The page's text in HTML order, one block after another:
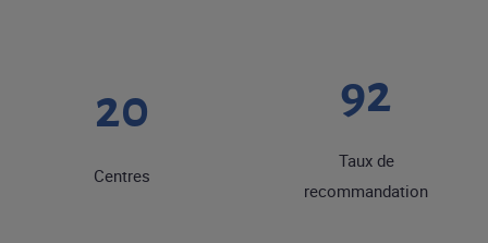
20
Centres
92
Taux de
recommandation